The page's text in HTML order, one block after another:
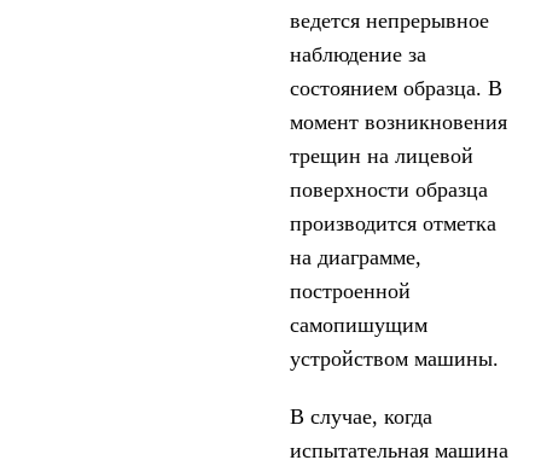
ведется непрерывное
наблюдение за
состоянием образца. В
момент возникновения
трещин на лицевой
поверхности образца
производится отметка
на диаграмме,
построенной
самопишущим
устройством машины.
В случае, когда
испытательная машина